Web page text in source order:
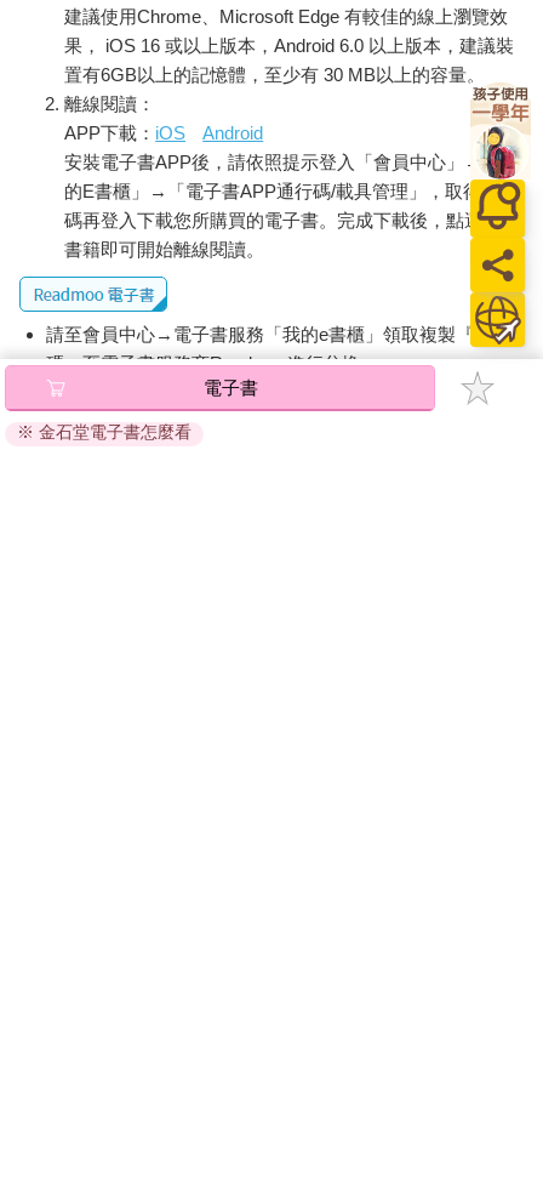
建議使用Chrome、Microsoft Edge 有較佳的線上瀏覽效
果， iOS 16 或以上版本，Android 6.0 以上版本，建議裝
置有6GB以上的記憶體，至少有 30 MB以上的容量。
離線閱讀：
APP下載： iOS
Android
安裝電子書APP後，請依照提示登入「會員中心」→「我
的E書櫃」→「電子書APP通行碼/載具管理」，取得通行
碼再登入下載您所購買的電子書。完成下載後，點選任一
書籍即可開始離線閱讀。
請至會員中心→電子書服務「我的e書櫃」領取複製『兌換
碼』至電子書服務商Readmoo進行兌換。
退換貨須知：
因版權保護，您在金石堂所購買的電子書僅能以金石堂專屬
電子書
※ 金石堂電子書怎麼看